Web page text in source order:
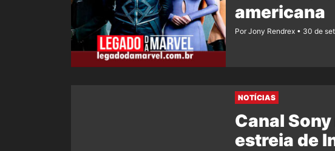
americana
Por Jony Rendrex 30 de
NOTÍCIAS
Canal
estreia de